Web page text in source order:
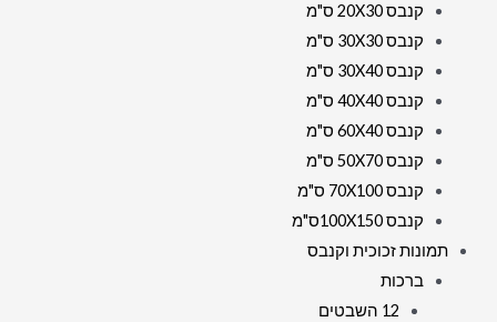
קנבס 20X30 ס"מ
קנבס 30X30 ס"מ
קנבס 30X40 ס"מ
קנבס 40X40 ס"מ
קנבס 60X40 ס"מ
קנבס 50X70 ס"מ
קנבס 70X100 ס"מ
קנבס 100X150ס"מ
תמונות זכוכית וקנבס
ברכות
12 השבטים